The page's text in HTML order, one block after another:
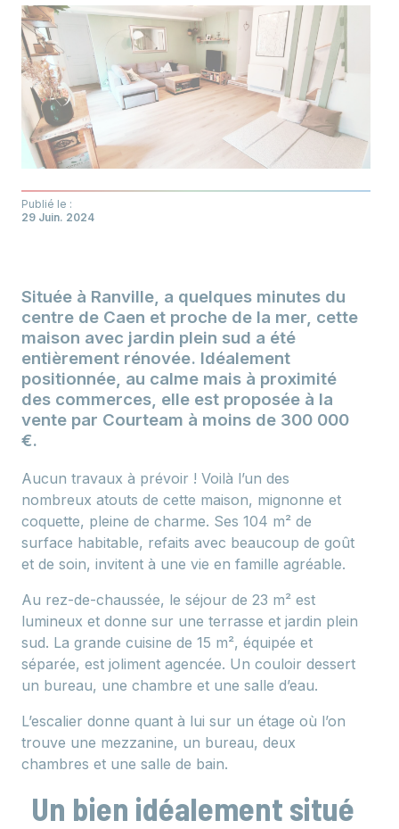
Publié le :
29 Juin. 2024
Située à Ranville, a quelques minutes du
centre de Caen et proche de la mer, cette
maison avec jardin plein sud a été
entièrement rénovée. Idéalement
positionnée, au calme mais à proximité
des commerces, elle est proposée à la
vente par Courteam à moins de 300 000
€.
Aucun travaux à prévoir ! Voilà l’un des
nombreux atouts de cette maison, mignonne et
coquette, pleine de charme. Ses 104 m² de
surface habitable, refaits avec beaucoup de goût
et de soin, invitent à une vie en famille agréable.
Au rez-de-chaussée, le séjour de 23 m² est
lumineux et donne sur une terrasse et jardin plein
sud. La grande cuisine de 15 m², équipée et
séparée, est joliment agencée. Un couloir dessert
un bureau, une chambre et une salle d’eau.
L’escalier donne quant à lui sur un étage où l’on
trouve une mezzanine, un bureau, deux
chambres et une salle de bain.
Un bien idéalement situé